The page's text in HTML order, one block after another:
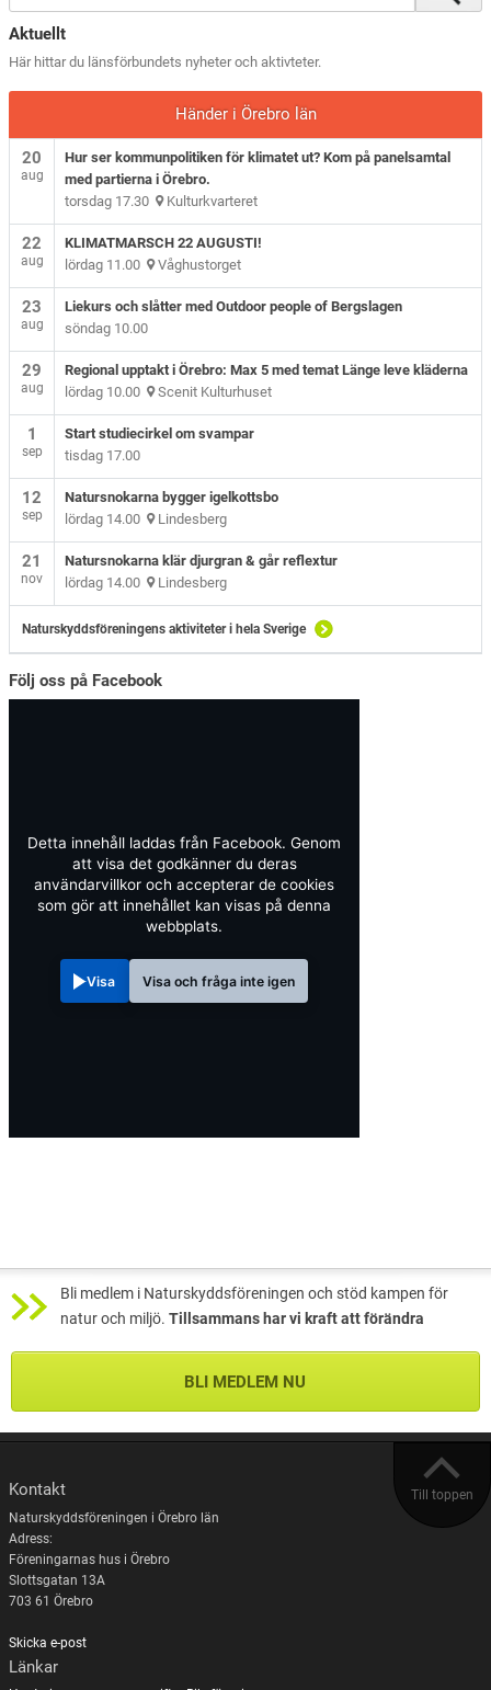
Aktuellt
Här hittar du länsförbundets nyheter och aktivteter.
Händer i Örebro län
20
aug
Hur ser kommunpolitiken för klimatet ut? Kom på panelsamtal
med partierna i Örebro.
torsdag 17.30 Kulturkvarteret
22
aug
KLIMATMARSCH 22 AUGUSTI!
lördag 11.00 Våghustorget
23
aug
Liekurs och slåtter med Outdoor people of Bergslagen
söndag 10.00
29
aug
Regional upptakt i Örebro: Max 5 med temat Länge leve kläderna
lördag 10.00 Scenit Kulturhuset
1
sep
Start studiecirkel om svampar
tisdag 17.00
12
sep
Natursnokarna bygger igelkottsbo
lördag 14.00 Lindesberg
21
nov
Natursnokarna klär djurgran & går reflextur
lördag 14.00 Lindesberg
Naturskyddsföreningens aktiviteter i hela Sverige
Följ oss på Facebook
Detta innehåll laddas från Facebook. Genom
att visa det godkänner du deras
användarvillkor och accepterar de cookies
som gör att innehållet kan visas på denna
webbplats.
Visa Visa och fråga inte igen
Bli medlem i Naturskyddsföreningen och stöd kampen för
natur och miljö. Tillsammans har vi kraft att förändra
BLI MEDLEM NU
Till toppen
Kontakt
Naturskyddsföreningen i Örebro län
Adress:
Föreningarnas hus i Örebro
Slottsgatan 13A
703 61 Örebro
Skicka e-post
Länkar